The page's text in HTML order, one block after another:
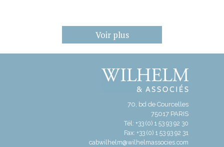
Voir plus
70, bd de Courcelles
75017 PARIS
Tél: +33 (0) 1 53 93 92 30
Fax: +33 (0) 1 53 93 92 31
cabwilhelm@wilhelmassocies.com